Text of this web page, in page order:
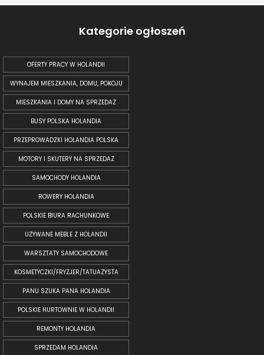
Kategorie ogłoszeń
OFERTY PRACY W HOLANDII
WYNAJEM MIESZKANIA, DOMU, POKOJU
MIESZKANIA I DOMY NA SPRZEDAŻ
BUSY POLSKA HOLANDIA
PRZEPROWADZKI HOLANDIA POLSKA
MOTORY I SKUTERY NA SPRZEDAŻ
SAMOCHODY HOLANDIA
ROWERY HOLANDIA
POLSKIE BIURA RACHUNKOWE
UŻYWANE MEBLE Z HOLANDII
WARSZTATY SAMOCHODOWE
KOSMETYCZKI/FRYZJER/TATUAŻYSTA
PANU SZUKA PANA HOLANDIA
POLSKIE HURTOWNIE W HOLANDII
REMONTY HOLANDIA
SPRZEDAM HOLANDIA